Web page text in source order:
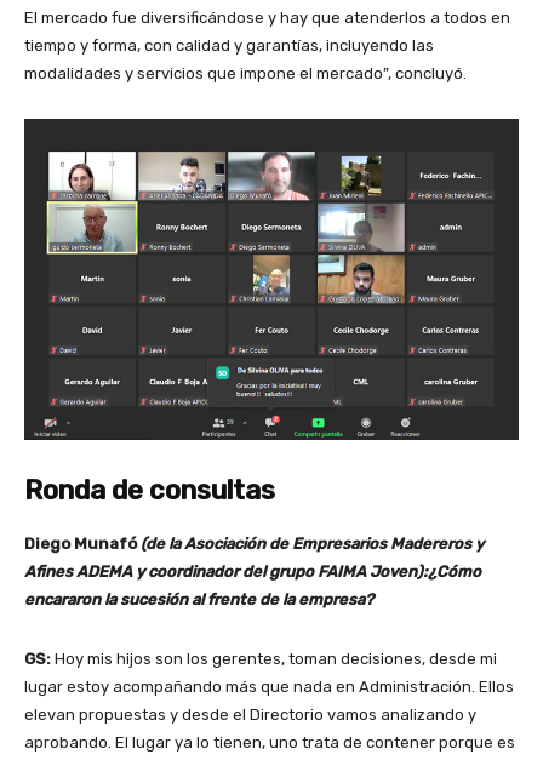
El mercado fue diversificándose y hay que atenderlos a todos en
tiempo y forma, con calidad y garantías, incluyendo las
modalidades y servicios que impone el mercado”, concluyó.
Ronda de consultas
Diego Munafó(de la Asociación de Empresarios Madereros y
Afines ADEMA y coordinador del grupo FAIMA Joven):¿Cómo
encararon la sucesión al frente de la empresa?
GS: Hoy mis hijos son los gerentes, toman decisiones, desde mi
lugar estoy acompañando más que nada en Administración. Ellos
elevan propuestas y desde el Directorio vamos analizando y
aprobando. El lugar ya lo tienen, uno trata de contener porque es